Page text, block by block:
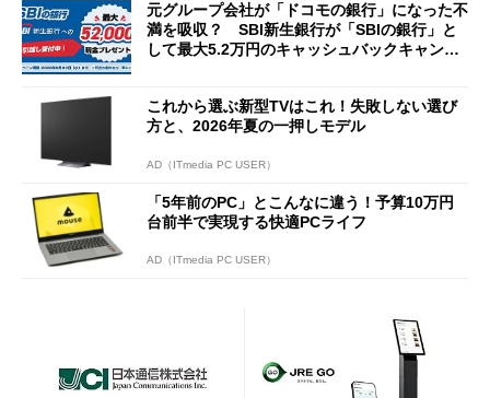
元グループ会社が「ドコモの銀行」になった不
満を吸収？ SBI新生銀行が「SBIの銀行」と
して最大5.2万円のキャッシュバックキャンペ
これから選ぶ新型TVはこれ！失敗しない選び
方と、2026年夏の一押しモデル
AD（ITmedia PC USER）
「5年前のPC」とこんなに違う！予算10万円
台前半で実現する快適PCライフ
AD（ITmedia PC USER）